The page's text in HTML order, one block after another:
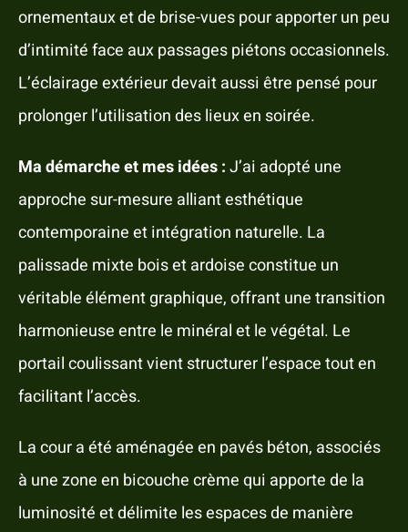
ornementaux et de brise-vues pour apporter un peu
d’intimité face aux passages piétons occasionnels.
L’éclairage extérieur devait aussi être pensé pour
prolonger l’utilisation des lieux en soirée.
Ma démarche et mes idées :J’ai adopté une
approche sur-mesure alliant esthétique
contemporaine et intégration naturelle. La
palissade mixte bois et ardoise constitue un
véritable élément graphique, offrant une transition
harmonieuse entre le minéral et le végétal. Le
portail coulissant vient structurer l’espace tout en
facilitant l’accès.
La cour a été aménagée en pavés béton, associés
à une zone en bicouche crème qui apporte de la
luminosité et délimite les espaces de manière